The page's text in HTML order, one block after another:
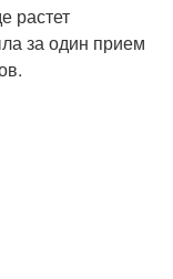
растет
за один прием